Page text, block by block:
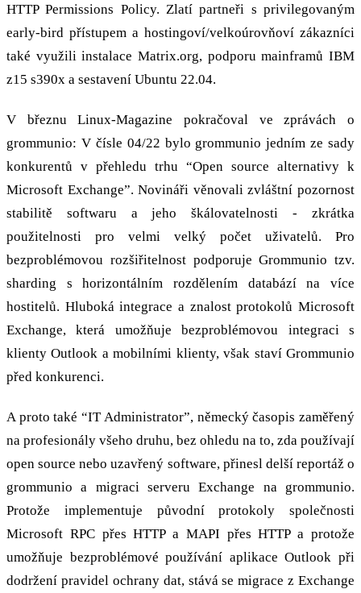
HTTP Permissions Policy. Zlatí partneři s privilegovaným
early-bird přístupem a hostingoví/velkoúrovňoví zákazníci
také využili instalace Matrix.org, podporu mainframů IBM
z15 s390x a sestavení Ubuntu 22.04.
V březnu Linux-Magazine pokračoval ve zprávách o
grommunio: V čísle 04/22 bylo grommunio jedním ze sady
konkurentů v přehledu trhu “Open source alternativy k
Microsoft Exchange”. Novináři věnovali zvláštní pozornost
stabilitě softwaru a jeho škálovatelnosti - zkrátka
použitelnosti pro velmi velký počet uživatelů. Pro
bezproblémovou rozšiřitelnost podporuje Grommunio tzv.
sharding s horizontálním rozdělením databází na více
hostitelů. Hluboká integrace a znalost protokolů Microsoft
Exchange, která umožňuje bezproblémovou integraci s
klienty Outlook a mobilními klienty, však staví Grommunio
před konkurenci.
A proto také “IT Administrator”, německý časopis zaměřený
na profesionály všeho druhu, bez ohledu na to, zda používají
open source nebo uzavřený software, přinesl delší reportáž o
grommunio a migraci serveru Exchange na grommunio.
Protože implementuje původní protokoly společnosti
Microsoft RPC přes HTTP a MAPI přes HTTP a protože
umožňuje bezproblémové používání aplikace Outlook při
dodržení pravidel ochrany dat, stává se migrace z Exchange